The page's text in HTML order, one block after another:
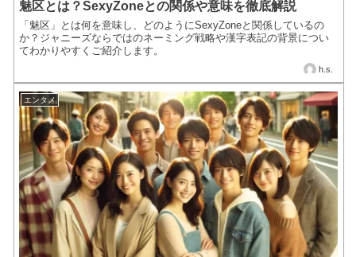
魅区とは？SexyZoneとの関係や意味を徹底解説
「魅区」とは何を意味し、どのようにSexyZoneと関係しているの
か？ジャニーズならではのネーミング戦略や漢字表記の背景につい
てわかりやすくご紹介します。
h.s.
エンタメ